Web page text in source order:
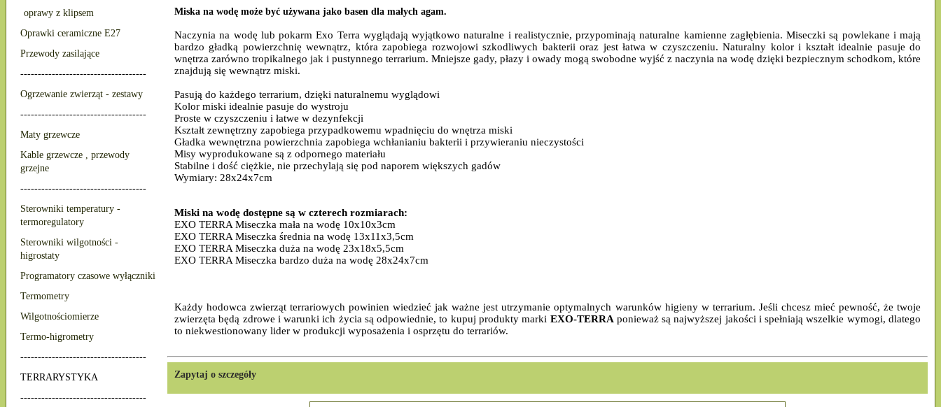
oprawy z klipsem
Oprawki ceramiczne E27
Przewody zasilające
------------------------------------
Ogrzewanie zwierząt - zestawy
------------------------------------
Maty grzewcze
Kable grzewcze , przewody
grzejne
------------------------------------
Sterowniki temperatury -
termoregulatory
Sterowniki wilgotności -
higrostaty
Programatory czasowe wyłączniki
Termometry
Wilgotnościomierze
Termo-higrometry
------------------------------------
TERRARYSTYKA
------------------------------------
Miska na wodę może być używana jako basen dla małych agam.
Naczynia na wodę lub pokarm Exo Terra wyglądają wyjątkowo naturalne i realistycznie, przypominają naturalne kamienne zagłębienia. Miseczki są powlekane i mają
bardzo gładką powierzchnię wewnątrz, która zapobiega rozwojowi szkodliwych bakterii oraz jest łatwa w czyszczeniu. Naturalny kolor i kształt idealnie pasuje do
wnętrza zarówno tropikalnego jak i pustynnego terrarium. Mniejsze gady, płazy i owady mogą swobodne wyjść z naczynia na wodę dzięki bezpiecznym schodkom, które
znajdują się wewnątrz miski.
Pasują do każdego terrarium, dzięki naturalnemu wyglądowi
Kolor miski idealnie pasuje do wystroju
Proste w czyszczeniu i łatwe w dezynfekcji
Kształt zewnętrzny zapobiega przypadkowemu wpadnięciu do wnętrza miski
Gładka wewnętrzna powierzchnia zapobiega wchłanianiu bakterii i przywieraniu nieczystości
Misy wyprodukowane są z odpornego materiału
Stabilne i dość ciężkie, nie przechylają się pod naporem większych gadów
Wymiary: 28x24x7cm
Miski na wodę dostępne są w czterech rozmiarach:
EXO TERRA Miseczka mała na wodę 10x10x3cm
EXO TERRA Miseczka średnia na wodę 13x11x3,5cm
EXO TERRA Miseczka duża na wodę 23x18x5,5cm
EXO TERRA Miseczka bardzo duża na wodę 28x24x7cm
Każdy hodowca zwierząt terrariowych powinien wiedzieć jak ważne jest utrzymanie optymalnych warunków higieny w terrarium. Jeśli chcesz mieć pewność, że twoje
zwierzęta będą zdrowe i warunki ich życia są odpowiednie, to kupuj produkty marki EXO-TERRA ponieważ są najwyższej jakości i spełniają wszelkie wymogi, dlatego
to niekwestionowany lider w produkcji wyposażenia i osprzętu do terrariów.
Zapytaj o szczegóły